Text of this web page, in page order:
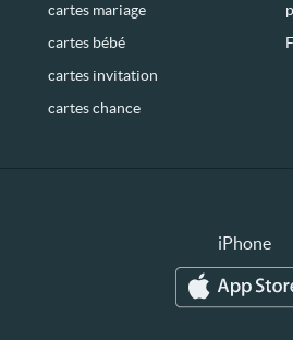
cartes mariage
cartes bébé
cartes invitation
cartes chance
iPhone